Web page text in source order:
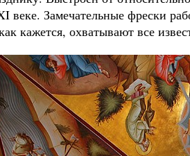
веке. Замечательные фрески
кажется, охватывают все